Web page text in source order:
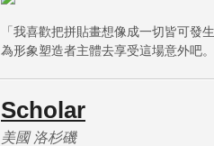
「我喜歡把拼貼畫想像成一切皆可發
為形象塑造者主體去享受這場意外吧
Scholar
美國 洛杉磯